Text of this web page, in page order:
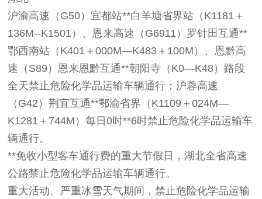
沪渝高速（G50）宜都站**白羊塘省界站（K1181＋
136M--K1501）、恩来高速（G6911）罗针田互通**
鄂西南站（K401＋000M—K483＋100M）、恩黔高
速（S89）恩来恩黔互通**朝阳寺（K0—K48）路段
全天禁止危险化学品运输车辆通行；沪蓉高速
（G42）荆宜互通**鄂渝省界（K1109＋024M—
K1281＋744M）每日0时**6时禁止危险化学品运输车
辆通行。
**免收小型客车通行费的重大节假日，湖北全省高速
公路禁止危险化学品运输车辆通行。
重大活动、严重冰雪天气期间，禁止危险化学品运输